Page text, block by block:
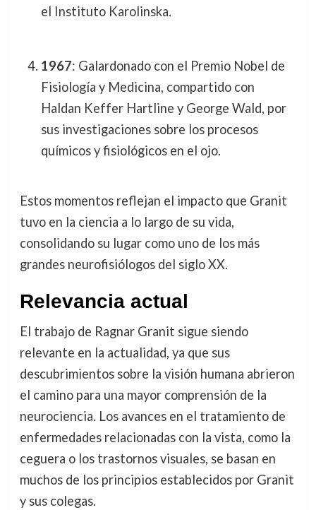
el Instituto Karolinska.
1967: Galardonado con el Premio Nobel de
Fisiología y Medicina, compartido con
Haldan Keffer Hartline y George Wald, por
sus investigaciones sobre los procesos
químicos y fisiológicos en el ojo.
Estos momentos reflejan el impacto que Granit
tuvo en la ciencia a lo largo de su vida,
consolidando su lugar como uno de los más
grandes neurofisiólogos del siglo XX.
Relevancia actual
El trabajo de Ragnar Granit sigue siendo
relevante en la actualidad, ya que sus
descubrimientos sobre la visión humana abrieron
el camino para una mayor comprensión de la
neurociencia. Los avances en el tratamiento de
enfermedades relacionadas con la vista, como la
ceguera o los trastornos visuales, se basan en
muchos de los principios establecidos por Granit
y sus colegas.